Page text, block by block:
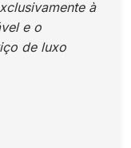
à
e o
de luxo